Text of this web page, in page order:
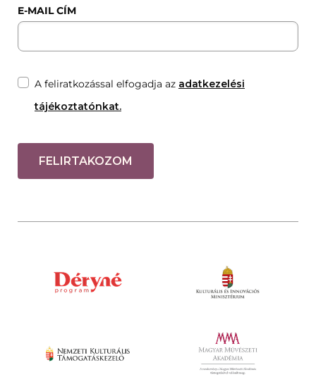
E-MAIL CÍM
A feliratkozással elfogadja az adatkezelési
tájékoztatónkat.
FELIRTAKOZOM